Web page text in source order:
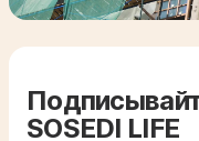
SOSEDI LIFE